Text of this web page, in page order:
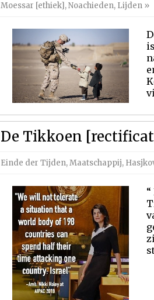
Moessar [ethiek],Noachieden, Lijden »
De Tikkoen
Einde der Tijden,Maatschappij,